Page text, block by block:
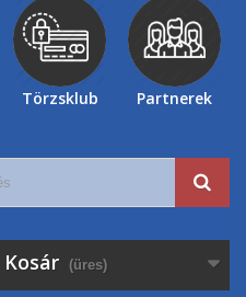
Törzsklub Partnerek
Kosár (üres)